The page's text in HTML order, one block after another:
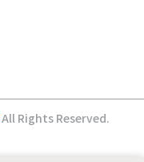
All Rights Reserved.